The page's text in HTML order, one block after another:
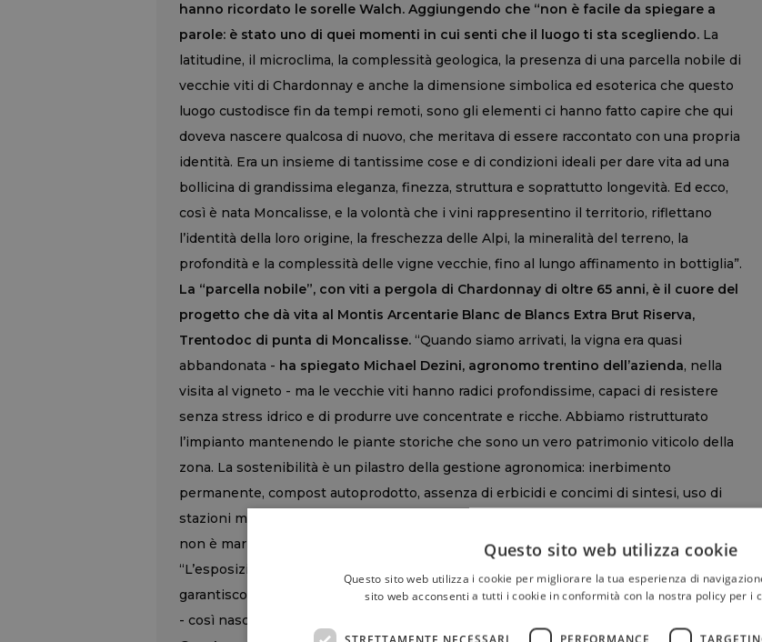
hanno ricordato le sorelle Walch. Aggiungendo che “non è facile da spiegare a
parole: è stato uno di quei momenti in cui senti che il luogo ti sta scegliendo. La
latitudine, il microclima, la complessità geologica, la presenza di una parcella nobile di
vecchie viti di Chardonnay e anche la dimensione simbolica ed esoterica che questo
luogo custodisce fin da tempi remoti, sono gli elementi ci hanno fatto capire che qui
doveva nascere qualcosa di nuovo, che meritava di essere raccontato con una propria
identità. Era un insieme di tantissime cose e di condizioni ideali per dare vita ad una
bollicina di grandissima eleganza, finezza, struttura e soprattutto longevità. Ed ecco,
così è nata Moncalisse, e la volontà che i vini rappresentino il territorio, riflettano
l’identità della loro origine, la freschezza delle Alpi, la mineralità del terreno, la
profondità e la complessità delle vigne vecchie, fino al lungo affinamento in bottiglia”.
La “parcella nobile”, con viti a pergola di Chardonnay di oltre 65 anni, è il cuore del
progetto che dà vita al Montis Arcentarie Blanc de Blancs Extra Brut Riserva,
Trentodoc di punta di Moncalisse. “Quando siamo arrivati, la vigna era quasi
abbandonata - ha spiegato Michael Dezini, agronomo trentino dell’azienda, nella
visita al vigneto - ma le vecchie viti hanno radici profondissime, capaci di resistere
senza stress idrico e di produrre uve concentrate e ricche. Abbiamo ristrutturato
l’impianto mantenendo le piante storiche che sono un vero patrimonio viticolo della
zona. La sostenibilità è un pilastro della gestione agronomica: inerbimento
permanente, compost autoprodotto, assenza di erbicidi e concimi di sintesi, uso di
stazioni meteo e tensiometri per ridurre al minimo irrigazioni e trattamenti. Per noi
non è marketing, ma l’unico modo per garantire vigne sane e longeve”.
“L’esposizione a Sud e la ventilazione costante, insieme alle forti escursioni termiche,
garantiscono maturità fenoliche perfette -ha aggiunto l’enologo Stefano Bolognani
- così nascono vini longevi, equilibrati e di grande concentrazione”.
Questo sito web utilizza cookie
Questo sito web utilizza i cookie per migliorare la tua esperienza di
sito web acconsenti a tutti i cookie in conformità con la nostra policy per i
STRETTAMENTE NECESSARI PERFORMANCE